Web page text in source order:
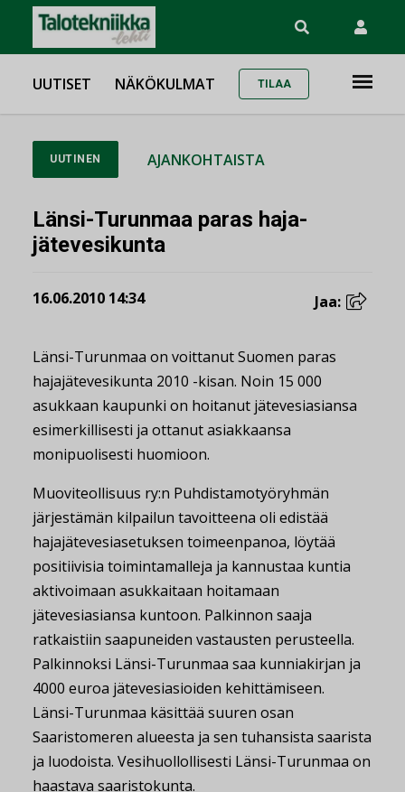
UUTISET NÄKÖKULMAT TILAA
UUTINEN AJANKOHTAISTA
Länsi-Turunmaa paras haja-
jätevesikunta
16.06.2010 14:34 Jaa:
Länsi-Turunmaa on voittanut Suomen paras
hajajätevesikunta 2010 -kisan. Noin 15 000
asukkaan kaupunki on hoitanut jätevesiasiansa
esimerkillisesti ja ottanut asiakkaansa
monipuolisesti huomioon.
Muoviteollisuus ry:n Puhdistamotyöryhmän
järjestämän kilpailun tavoitteena oli edistää
hajajätevesiasetuksen toimeenpanoa, löytää
positiivisia toimintamalleja ja kannustaa kuntia
aktivoimaan asukkaitaan hoitamaan
jätevesiasiansa kuntoon. Palkinnon saaja
ratkaistiin saapuneiden vastausten perusteella.
Palkinnoksi Länsi-Turunmaa saa kunniakirjan ja
4000 euroa jätevesiasioiden kehittämiseen.
Länsi-Turunmaa käsittää suuren osan
Saaristomeren alueesta ja sen tuhansista saarista
ja luodoista. Vesihuollollisesti Länsi-Turunmaa on
haastava saaristokunta.